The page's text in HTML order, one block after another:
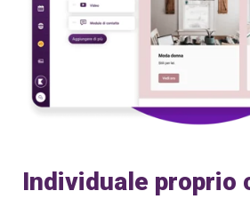
Individuale proprio